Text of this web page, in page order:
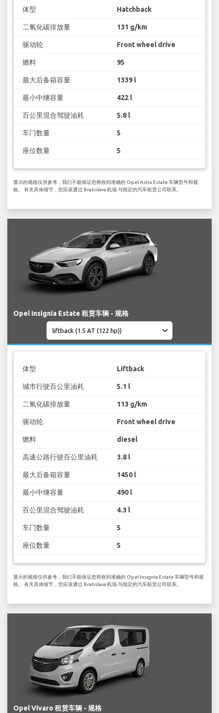
体型 Hatchback
二氧化碳排放量 131 g/km
驱动轮 Front wheel drive
燃料 95
最大后备箱容量 1339 l
最小中继容量 422 l
百公里混合驾驶油耗 5.8 l
车门数量 5
座位数量 5
显示的规格仅供参考，我们不能保证您将收到准确的 Opel Astra Estate 车辆型号和规
格。 有关具体细节，您应该通过 Bratislava 机场 与指定的汽车租赁公司联系。
Opel Insignia Estate 租赁车辆 - 规格
体型 Liftback
城市行驶百公里油耗 5.1 l
二氧化碳排放量 113 g/km
驱动轮 Front wheel drive
燃料 diesel
高速公路行驶百公里油耗 3.8 l
最大后备箱容量 1450 l
最小中继容量 490 l
百公里混合驾驶油耗 4.3 l
车门数量 5
座位数量 5
显示的规格仅供参考，我们不能保证您将收到准确的 Opel Insignia Estate 车辆型号和规
格。 有关具体细节，您应该通过 Bratislava 机场 与指定的汽车租赁公司联系。
Opel Vivaro 租赁车辆 - 规格